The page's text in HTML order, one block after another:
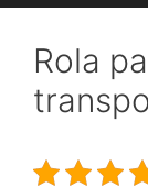
Rola